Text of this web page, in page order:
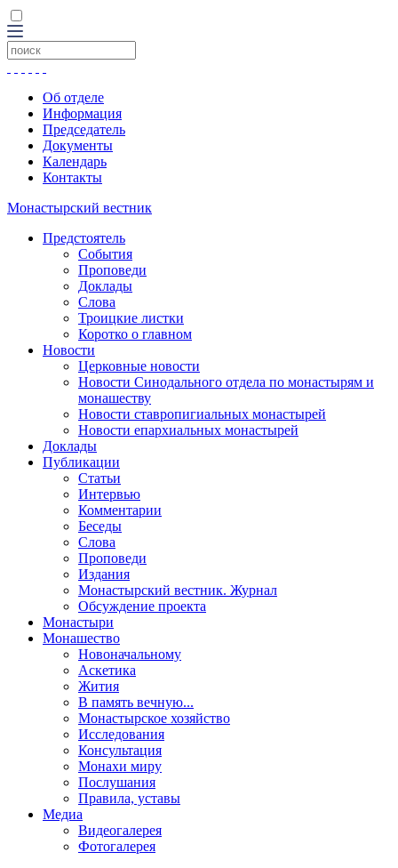
Об отделе
Информация
Председатель
Документы
Календарь
Контакты
Монастырский вестник
Предстоятель
События
Проповеди
Доклады
Слова
Троицкие листки
Коротко о главном
Новости
Церковные новости
Новости Синодального отдела по монастырям и
монашеству
Новости ставропигиальных монастырей
Новости епархиальных монастырей
Доклады
Публикации
Статьи
Интервью
Комментарии
Беседы
Слова
Проповеди
Издания
Монастырский вестник. Журнал
Обсуждение проекта
Монастыри
Монашество
Новоначальному
Аскетика
Жития
В память вечную...
Монастырское хозяйство
Исследования
Консультация
Монахи миру
Послушания
Правила, уставы
Медиа
Видеогалерея
Фотогалерея